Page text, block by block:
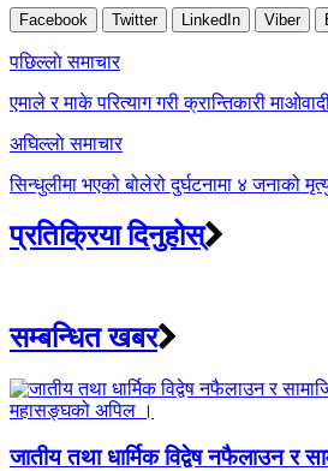
Facebook Twitter LinkedIn Viber
Post
navigation
पछिल्लाे समाचार
एमाले र माके परित्याग गरी क्रान्तिकारी
अघिल्लाे समाचार
सिन्धुलीमा भएको बोलेरो दुर्घटनामा ४ जनाको
प्रतिक्रिया दिनुहोस्
सम्बन्धित खबर
जातीय तथा धार्मिक विद्वेष नफैलाउन र